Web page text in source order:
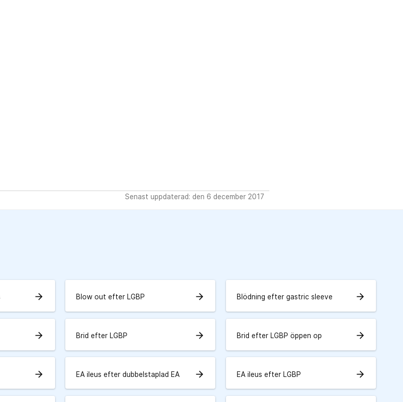
Senast uppdaterad: den 6 december 2017
arrow_forward Blow out efter LGBP arrow_forward Blödning efter gastric sleeve arrow_forward
arrow_forward Brid efter LGBP arrow_forward Brid efter LGBP öppen op arrow_forward
arrow_forward EA ileus efter dubbelstaplad EA arrow_forward EA ileus efter LGBP arrow_forward